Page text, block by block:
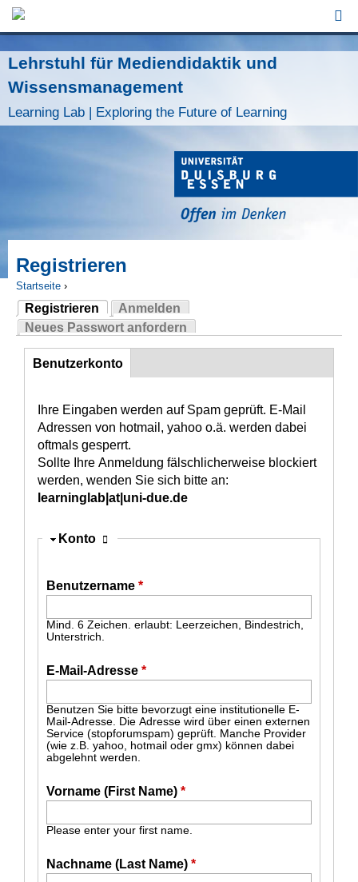
Lehrstuhl für Mediendidaktik und
Wissensmanagement
Learning Lab | Exploring the Future of Learning
Registrieren
Sie sind hier
Startseite ›
Haupt-Reiter
Registrieren
(aktiver Reiter)
Anmelden
Neues Passwort anfordern
Benutzerkonto
Ihre Eingaben werden auf Spam geprüft. E-Mail
Adressen von hotmail, yahoo o.ä. werden dabei
oftmals gesperrt.
Sollte Ihre Anmeldung fälschlicherweise blockiert
werden, wenden Sie sich bitte an:
learninglab|at|uni-due.de
Ausblenden
Konto
Benutzername *
Mind. 6 Zeichen. erlaubt: Leerzeichen, Bindestrich,
Unterstrich.
E-Mail-Adresse *
Benutzen Sie bitte bevorzugt eine institutionelle E-
Mail-Adresse. Die Adresse wird über einen externen
Service (stopforumspam) geprüft. Manche Provider
(wie z.B. yahoo, hotmail oder gmx) können dabei
abgelehnt werden.
Vorname (First Name) *
Please enter your first name.
Nachname (Last Name) *